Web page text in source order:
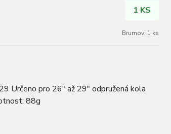
1 KS
Brumov: 1 ks
Určeno pro 26" až 29" odpružená kola
88g